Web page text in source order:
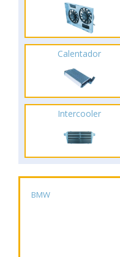
Calentador
Intercooler
BMW